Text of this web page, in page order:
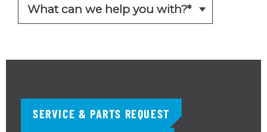
SERVICE & PARTS REQUEST